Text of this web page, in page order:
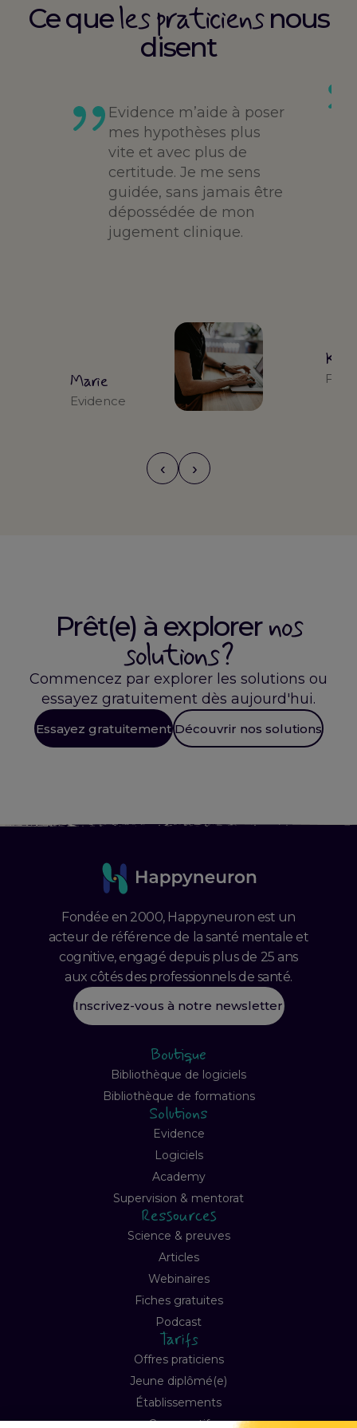
Ce queles praticiensnous
disent
Evidence m’aide à poser
mes hypothèses plus
vite et avec plus de
certitude. Je me sens
guidée, sans jamais être
dépossédée de mon
jugement clinique.
Marie
Evidence
‹ ›
Prêt(e) à explorernos
solutions ?
Commencez par explorer les solutions ou
essayez gratuitement dès aujourd'hui.
Essayez gratuitement Découvrir nos solutions
Fondée en 2000, Happyneuron est un
acteur de référence de la santé mentale et
cognitive, engagé depuis plus de 25 ans
aux côtés des professionnels de santé.
Inscrivez-vous à notre newsletter
Boutique
Bibliothèque de logiciels
Bibliothèque de formations
Solutions
Evidence
Logiciels
Academy
Supervision & mentorat
Ressources
Science & preuves
Articles
Webinaires
Fiches gratuites
Podcast
Tarifs
Offres praticiens
Jeune diplômé(e)
Établissements
Comparatif